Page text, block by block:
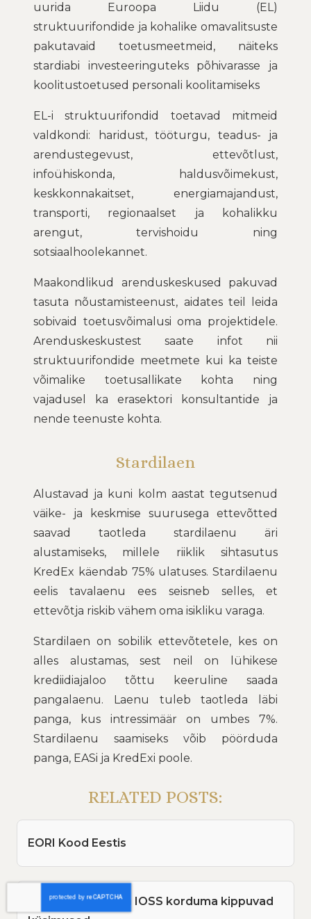
uurida Euroopa Liidu (EL)
struktuurifondide ja kohalike omavalitsuste
pakutavaid toetusmeetmeid, näiteks
stardiabi investeeringuteks põhivarasse ja
koolitustoetused personali koolitamiseks
EL-i struktuurifondid toetavad mitmeid
valdkondi: haridust, tööturgu, teadus- ja
arendustegevust, ettevõtlust,
infoühiskonda, haldusvõimekust,
keskkonnakaitset, energiamajandust,
transporti, regionaalset ja kohalikku
arengut, tervishoidu ning
sotsiaalhoolekannet.
Maakondlikud arenduskeskused pakuvad
tasuta nõustamisteenust, aidates teil leida
sobivaid toetusvõimalusi oma projektidele.
Arenduskeskustest saate infot nii
struktuurifondide meetmete kui ka teiste
võimalike toetusallikate kohta ning
vajadusel ka erasektori konsultantide ja
nende teenuste kohta.
Stardilaen
Alustavad ja kuni kolm aastat tegutsenud
väike- ja keskmise suurusega ettevõtted
saavad taotleda stardilaenu äri
alustamiseks, millele riiklik sihtasutus
KredEx käendab 75% ulatuses. Stardilaenu
eelis tavalaenu ees seisneb selles, et
ettevõtja riskib vähem oma isikliku varaga.
Stardilaen on sobilik ettevõtetele, kes on
alles alustamas, sest neil on lühikese
krediidiajaloo tõttu keeruline saada
pangalaenu. Laenu tuleb taotleda läbi
panga, kus intressimäär on umbes 7%.
Stardilaenu saamiseks võib pöörduda
panga, EASi ja KredExi poole.
RELATED POSTS:
EORI Kood Eestis
Erikordade OSS ja IOSS korduma kippuvad